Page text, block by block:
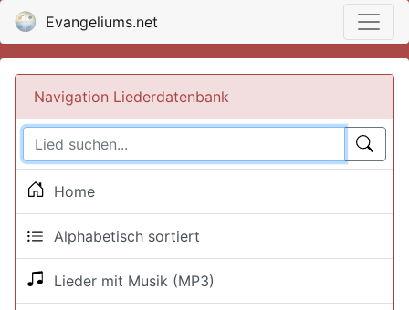
Evangeliums.net
Navigation Liederdatenbank
Home
Alphabetisch sortiert
Lieder mit Musik (MP3)